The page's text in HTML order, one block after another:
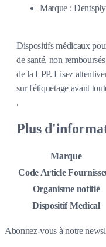
Marque :
Dispositifs médicaux
de santé, non
de la LPP. Lisez
sur l'étiquetage avant
.
Plus
Marque
Code Article
Organisme notifié
Dispositif Medical
Abonnez-vous à notre